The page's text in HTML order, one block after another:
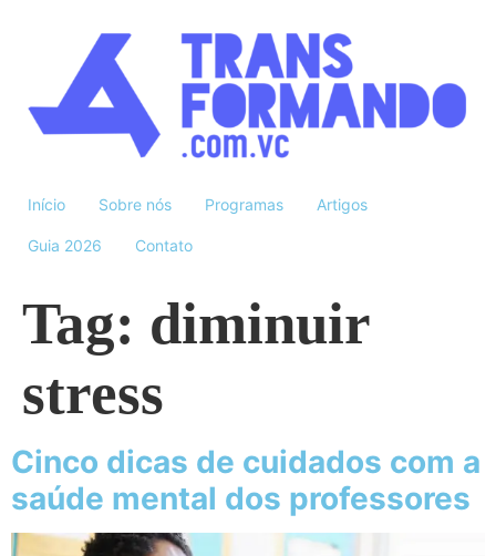
Início Sobre nós Programas Artigos
Guia 2026 Contato
Tag: diminuir
stress
Cinco dicas de cuidados com a
saúde mental dos professores